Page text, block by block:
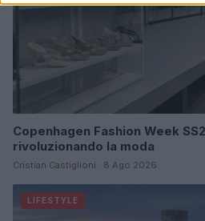
Copenhagen Fashion Week
rivoluzionando la moda
Cristian Castiglioni · 8 Ago 2026
LIFESTYLE